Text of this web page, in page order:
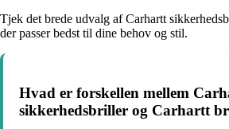
Tjek det brede udvalg af Carhartt
der passer bedst til dine behov og stil.
Hvad er forskellen mellem
sikkerhedsbriller og Carhartt